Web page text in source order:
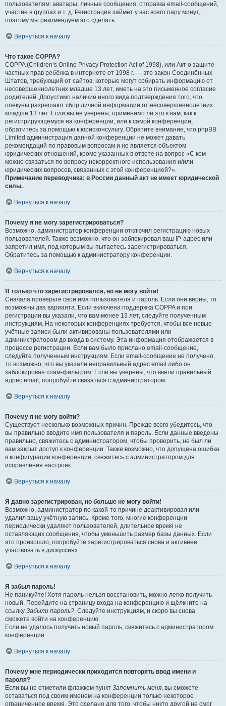
пользователям: аватары, личные сообщения, отправка email-сообщений,
участие в группах и т. д. Регистрация займёт у вас всего пару минут,
поэтому мы рекомендуем это сделать.
Вернуться к началу
Что такое COPPA?
COPPA (Children’s Online Privacy Protection Act of 1998), или Акт о защите
частных прав ребёнка в интернете от 1998 г. — это закон Соединённых
Штатов, требующий от сайтов, которые могут собирать информацию от
несовершеннолетних младше 13 лет, иметь на это письменное согласие
родителей. Допустимо наличие иного вида подтверждения того, что
опекуны разрешают сбор личной информации от несовершеннолетних
младше 13 лет. Если вы не уверены, применимо ли это к вам, как к
регистрирующемуся на конференции, или к самой конференции,
обратитесь за помощью к юрисконсульту. Обратите внимание, что phpBB
Limited администрация данной конференции не может давать
рекомендаций по правовым вопросам и не является объектом
юридических отношений, кроме указанных в ответе на вопрос «С кем
можно связаться по вопросу некорректного использования и/или
юридических вопросов, связанных с этой конференцией?».
Примечание переводчика: в России данный акт не имеет юридической
силы..
Вернуться к началу
Почему я не могу зарегистрироваться?
Возможно, администратор конференции отключил регистрацию новых
пользователей. Также возможно, что он заблокировал ваш IP-адрес или
запретил имя, под которым вы пытаетесь зарегистрироваться.
Обратитесь за помощью к администратору конференции.
Вернуться к началу
Я только что зарегистрировался, но не могу войти!
Сначала проверьте свои имя пользователя и пароль. Если они верны, то
возможны два варианта. Если включена поддержка COPPA и при
регистрации вы указали, что вам менее 13 лет, следуйте полученным
инструкциям. На некоторых конференциях требуется, чтобы все новые
учётные записи были активированы пользователями или
администратором до входа в систему. Эта информация отображается в
процессе регистрации. Если вам было прислано email-сообщение,
следуйте полученным инструкциям. Если email-сообщение не получено,
то возможно, что вы указали неправильный адрес email либо он
заблокирован спам-фильтром. Если вы уверены, что ввели правильный
адрес email, попробуйте связаться с администратором.
Вернуться к началу
Почему я не могу войти?
Существует несколько возможных причин. Прежде всего убедитесь, что
вы правильно вводите имя пользователя и пароль. Если данные введены
правильно, свяжитесь с администратором, чтобы проверить, не был ли
вам закрыт доступ к конференции. Также возможно, что допущена ошибка
в конфигурации конференции, свяжитесь с администратором для
исправления настроек.
Вернуться к началу
Я давно зарегистрирован, но больше не могу войти!
Возможно, администратор по какой-то причине деактивировал или
удалил вашу учётную запись. Кроме того, многие конференции
периодически удаляют пользователей, длительное время не
оставляющих сообщения, чтобы уменьшить размер базы данных. Если
это произошло, попробуйте зарегистрироваться снова и активнее
участвовать в дискуссиях.
Вернуться к началу
Я забыл пароль!
Не паникуйте! Хотя пароль нельзя восстановить, можно легко получить
новый. Перейдите на страницу входа на конференцию и щёлкните на
ссылку Забыли пароль?. Следуйте инструкциям, и скоро вы снова
сможете войти на конференцию.
Если не удалось получить новый пароль, свяжитесь с администратором
конференции.
Вернуться к началу
Почему мне периодически приходится повторять ввод имени и
пароля?
Если вы не отметили флажком пункт Запомнить меня, вы сможете
оставаться под своим именем на конференции только некоторое
ограниченное время. Это сделано для того, чтобы никто другой не смог